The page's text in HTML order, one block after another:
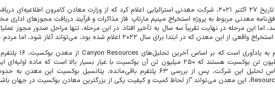
۲۷ اکتبر ۲۰۲۱، شرکت معدنی استرالیایی اعلام کرد که از وزارت معادن کامرون اطلاعیه‌ای
معدنی مربوط به پروژه استخراج مینیم مارتاپ. فاز مذاکرات و فرآیند دریافت مجوزهای اداری
اما این مرحله در نهایت تقریباً سه سال به تأخیر افتاد. در این مرحله، تنها مراحل صدور مجوز
واقعی از این معدن که در ابتدا برای سال ۲۰۲۲ اعلام شده بود، می‌تواند آغاز شود، اما
به یادآوری است که بر اساس آخرین تحلیل‌های Canyon Resources از معدن بوکسیت،۱۶
تن بوکسیت هستند که ۲۵۰ میلیون تن آن بوکسیت با عیار بسیار بالا است که ماده اولیه‌ای
تحلیل این شرکت، پس از بررسی ۶۳ پلتفرم باقی‌مانده، پتانسیل بوکسیت این معدن به
، این معدن می‌تواند "از لحاظ کمیت و کیفیت یکی از بزرگترین معادن بوکسیت در جهان